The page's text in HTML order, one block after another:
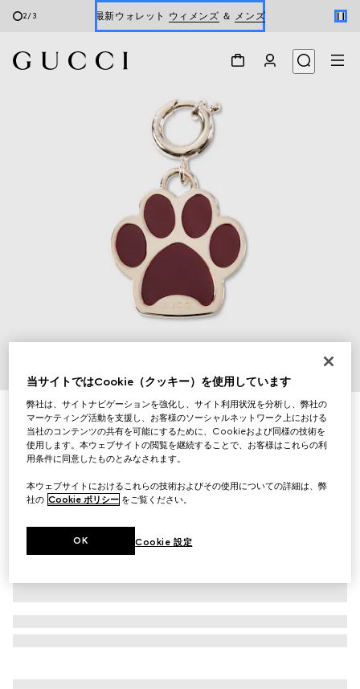
2/3 最新ウォレット ウィメンズ ＆ メンズ
/4
パウ（肉球）シェイプ チャーム
￥37,400
（税込）
バリエーショブラス＆グッチ ロッソ アンコーラ（深い赤）ラッカーフィ
当サイトではCookie（クッキー）を使用しています
弊社は、サイトナビゲーションを強化し、サイト利用状況を分析し、弊社の
マーケティング活動を支援し、お客様のソーシャルネットワーク上における
当社のコンテンツの共有を可能にするために、Cookieおよび同様の技術を
使用します。本ウェブサイトの閲覧を継続することで、お客様はこれらの利
用条件に同意したものとみなされます。
本ウェブサイトにおけるこれらの技術およびその使用についての詳細は、弊
社の Cookie ポリシー をご覧ください。
Cookie 設定
OK